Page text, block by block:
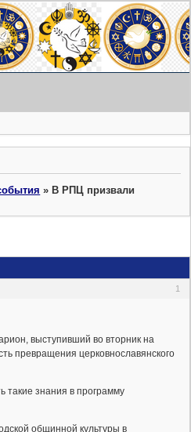
»В РПЦ призвали
1
выступивший во вторник на
превращения церковнославянского
такие знания в программу
общинной культуры в